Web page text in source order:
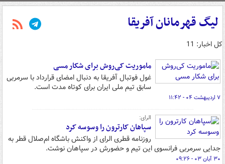
لیگ قهرمانان آفریقا
کل اخبار: 11
ماموریت کی‌روش برای شکار مسی
غول فوتبال آفریقا به دنبال امضای قرارداد با سرمربی
سابق تیم ملی ایران برای کوتاه مدت است.
۷ اردیبهشت ۰۴ - ۱۱:۴۲
الرای:
سپاهان کارترون را وسوسه کرد
روزنامه قطری الرای از واکنش باشگاه ام‌صلال قطر به
جدایی سرمربی فرانسوی این تیم و حضورش در سپاهان نوشت.
۳۰ آبان ۰۳ - ۰۹:۲۶